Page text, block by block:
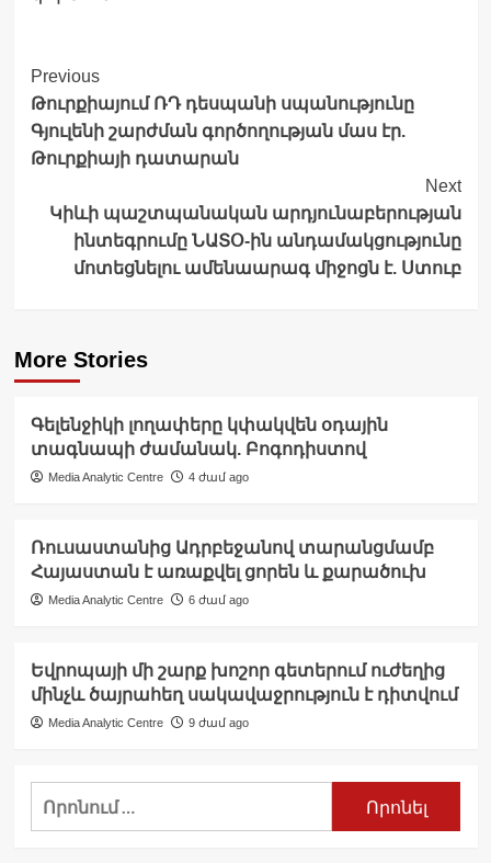
Post
Navigation
Previous
Թուրքիայում ՌԴ դեսպանի սպանությունը
Գյուլենի շարժման գործողության մաս էր.
Թուրքիայի դատարան
Next
Կիևի պաշտպանական արդյունաբերության
ինտեգրումը ՆԱՏՕ-ին անդամակցությունը
մոտեցնելու ամենաարագ միջոցն է. Ստուբ
More Stories
Գելենջիկի լողափերը կփակվեն օդային
տագնապի ժամանակ. Բոգոդիստով
Media Analytic Centre 4 ժամ ago
Ռուսաստանից Ադրբեջանով տարանցմամբ
Հայաստան է առաքվել ցորեն և քարածուխ
Media Analytic Centre 6 ժամ ago
Եվրոպայի մի շարք խոշոր գետերում ուժեղից
մինչև ծայրահեղ սակավաջրություն է դիտվում
Media Analytic Centre 9 ժամ ago
Որոնել՝